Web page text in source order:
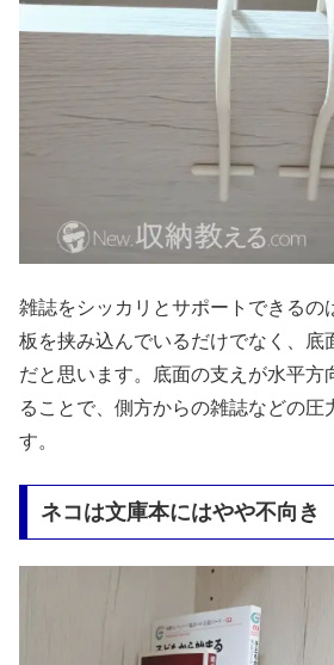
雑誌をシッカリとサポートできるの
板を挟み込んでいるだけでなく、底
だと思います。底面の支えが水平方
ることで、側方からの雑誌などの圧
す。
ネコは文庫本にはやや不向き